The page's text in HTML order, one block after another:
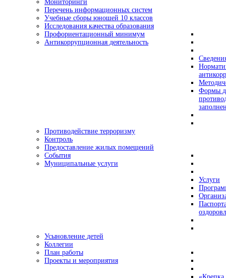
Мониторинги
Перечень информационных систем
Учебные сборы юношей 10 классов
Исследования качества образования
Профориентационный минимум
Антикоррупционная деятельность
Формы
Противодействие терроризму
Контроль
Предоставление жилых помещений
События
Муниципальные услуги
Услуги
Усыновление детей
Коллегии
План работы
Проекты и мероприятия